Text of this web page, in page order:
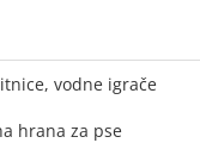
vodne igrače
hrana za pse